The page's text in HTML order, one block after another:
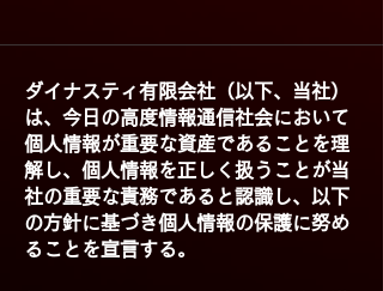
ダイナスティ有限会社（以下、当社）
は、今日の高度情報通信社会において
個人情報が重要な資産であることを理
解し、個人情報を正しく扱うことが当
社の重要な責務であると認識し、以下
の方針に基づき個人情報の保護に努め
ることを宣言する。